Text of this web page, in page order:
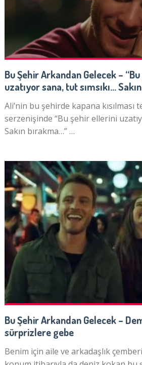
Bu Şehir Arkandan Gelecek –
uzatıyor sana, tut sımsıkı…
Ali’nin bu şehirde kapana kısılması
serzenişinde “Bu şehir ellerini
Sakın bırakma…” …
Bu Şehir Arkandan Gelecek –
sürprizlere gebe
Benim için aile ve arkadaşlık